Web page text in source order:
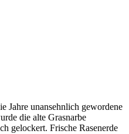
Jahre unansehnlich gewordene
die alte Grasnarbe
gelockert. Frische Rasenerde